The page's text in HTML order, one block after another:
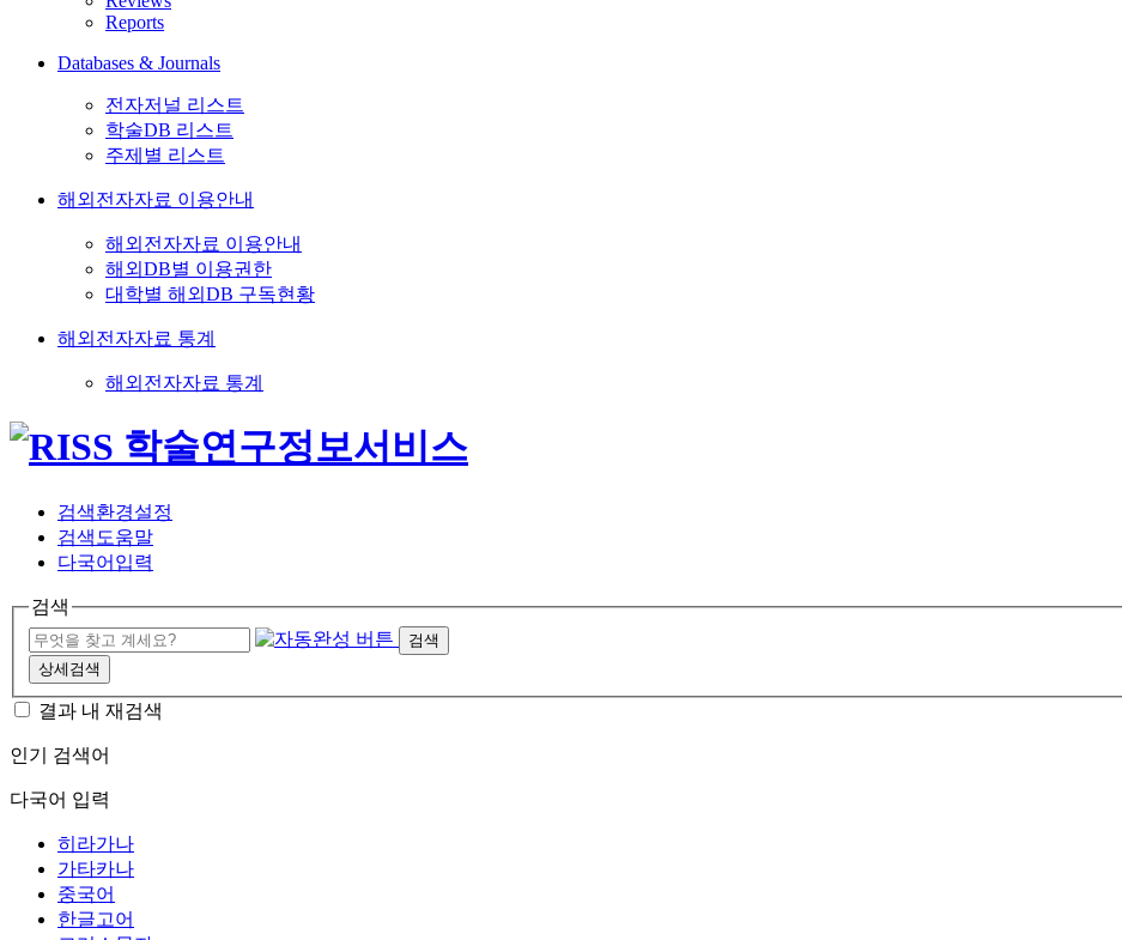
Reports
Databases & Journals
전자저널 리스트
학술DB 리스트
주제별 리스트
해외전자자료 이용안내
해외전자자료 이용안내
해외DB별 이용권한
대학별 해외DB 구독현황
해외전자자료 통계
해외전자자료 통계
검색환경설정
검색도움말
다국어입력
검색
검색
상세검색
결과 내 재검색
인기 검색어
다국어 입력
히라가나
가타카나
중국어
한글고어